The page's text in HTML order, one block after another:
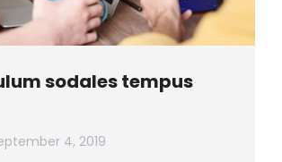
sodales tempus
4, 2019